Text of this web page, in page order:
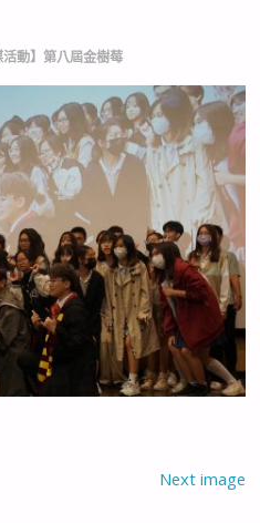
活動】第八屆金樹莓
Next image